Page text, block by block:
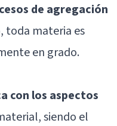
de agregación
toda materia es
en grado.
con los aspectos
siendo el